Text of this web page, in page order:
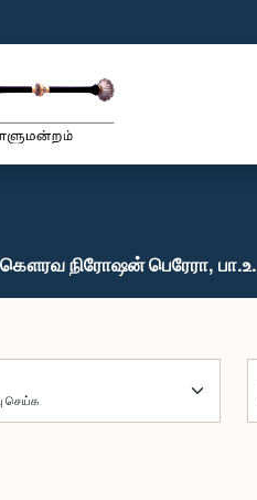
நிரோஷன் பெரேரா, பா.உ.